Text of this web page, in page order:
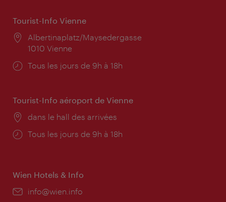
Tourist-Info Vienne
Lieu:
Albertinaplatz/Maysedergasse
1010 Vienne
Horaires
Tous les jours de 9h à 18h
Tourist-Info aéroport de Vienne
Lieu:
dans le hall des arrivées
Horaires
Tous les jours de 9h à 18h
Wien Hotels & Info
E-
info@wien.info